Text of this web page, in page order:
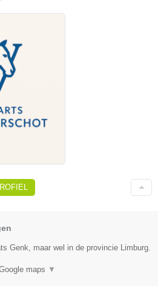
Genk, maar wel in de provincie Limburg.
maps ▼